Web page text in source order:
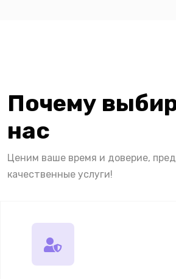
Почему
нас
Ценим ваше время и доверие,
качественные услуги!